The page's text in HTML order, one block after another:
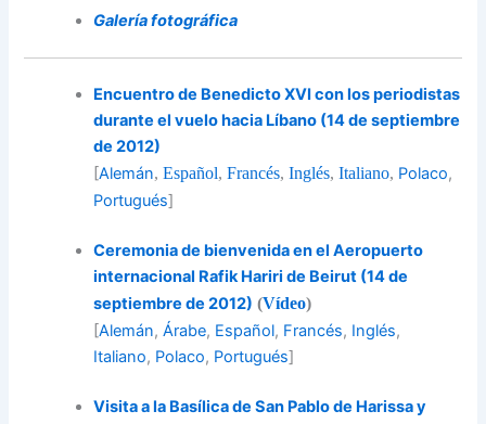
Galería fotográfica
Encuentro de Benedicto XVI con los periodistas
durante el vuelo hacia Líbano (14 de septiembre
de 2012)
[Alemán,Español,Francés,Inglés,Italiano, Polaco,
Portugués]
Ceremonia de bienvenida en el Aeropuerto
internacional Rafik Hariri de Beirut (14 de
septiembre de 2012) (Vídeo)
[Alemán,Árabe, Español, Francés, Inglés,
Italiano, Polaco, Portugués]
Visita a la Basílica de San Pablo de Harissa y